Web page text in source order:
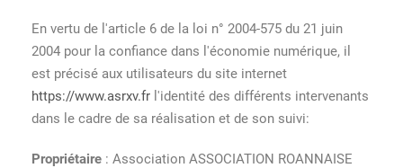
En vertu de l'article 6 de la loi n° 2004-575 du 21 juin
2004 pour la confiance dans l'économie numérique, il
est précisé aux utilisateurs du site internet
https://www.asrxv.fr l'identité des différents intervenants
dans le cadre de sa réalisation et de son suivi:
Propriétaire : Association ASSOCIATION ROANNAISE